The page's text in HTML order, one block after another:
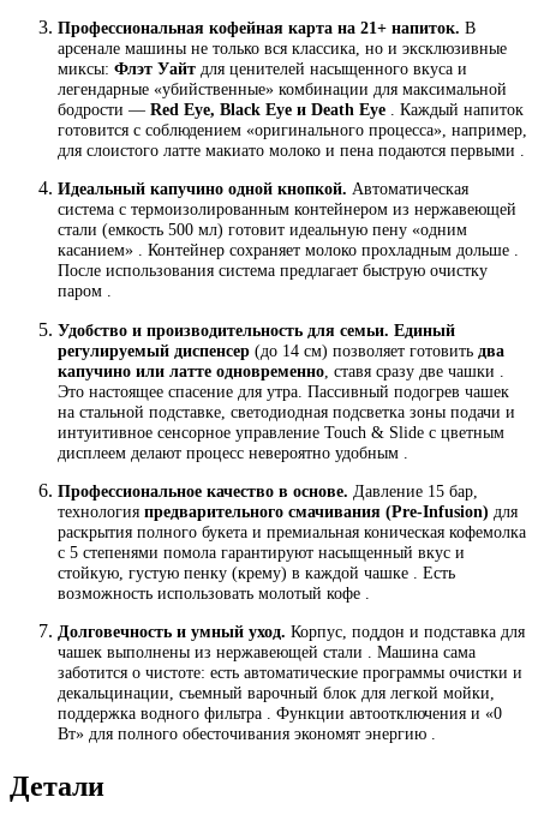
Профессиональная кофейная карта на 21+ напиток. В
арсенале машины не только вся классика, но и эксклюзивные
миксы: Флэт Уайт для ценителей насыщенного вкуса и
легендарные «убийственные» комбинации для максимальной
бодрости — Red Eye, Black Eye и Death Eye . Каждый напиток
готовится с соблюдением «оригинального процесса», например,
для слоистого латте макиато молоко и пена подаются первыми .
Идеальный капучино одной кнопкой. Автоматическая
система с термоизолированным контейнером из нержавеющей
стали (емкость 500 мл) готовит идеальную пену «одним
касанием» . Контейнер сохраняет молоко прохладным дольше .
После использования система предлагает быструю очистку
паром .
Удобство и производительность для семьи. Единый
регулируемый диспенсер (до 14 см) позволяет готовить два
капучино или латте одновременно , ставя сразу две чашки .
Это настоящее спасение для утра. Пассивный подогрев чашек
на стальной подставке, светодиодная подсветка зоны подачи и
интуитивное сенсорное управление Touch & Slide с цветным
дисплеем делают процесс невероятно удобным .
Профессиональное качество в основе. Давление 15 бар,
технология предварительного смачивания (Pre-Infusion) для
раскрытия полного букета и премиальная коническая кофемолка
с 5 степенями помола гарантируют насыщенный вкус и
стойкую, густую пенку (крему) в каждой чашке . Есть
возможность использовать молотый кофе .
Долговечность и умный уход. Корпус, поддон и подставка для
чашек выполнены из нержавеющей стали . Машина сама
заботится о чистоте: есть автоматические программы очистки и
декальцинации, съемный варочный блок для легкой мойки,
поддержка водного фильтра . Функции автоотключения и «0
Вт» для полного обесточивания экономят энергию .
Детали